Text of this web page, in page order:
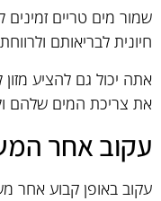
שמור מים טריים
חיונית לבריאותם
אתה יכול גם להציע מזון
את צריכת המים שלהם
עקוב אחר
עקוב באופן קבוע אחר